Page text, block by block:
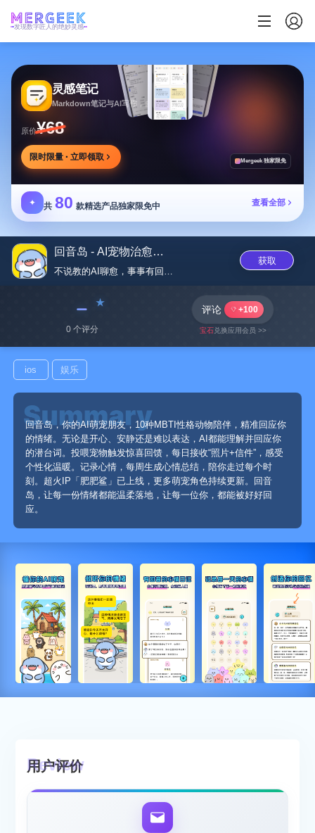
发现数字匠人的绝妙灵感
灵感笔记
Markdown笔记与AI写作，多方式整理同步笔记
原价¥68
限时限量 · 立即领取 Mergeek 独家限免
✦ 共 80 款精选产品独家限免中 查看全部
回音岛 - AI宠物治愈陪伴 ...
不说教的AI聊愈，事事有回‪音...
获取
﹣
0 个评分
评论 +100
宝石兑换应用会员 >>
ios 娱乐
回音岛，你的AI萌宠朋友，10种MBTI性格动物陪伴，精准回应你
的情绪。无论是开心、安静还是难以表达，AI都能理解并回应你
的潜台词。投喂宠物触发惊喜回馈，每日接收“照片+信件”，感受
个性化温暖。记录心情，每周生成心情总结，陪你走过每个时
刻。超火IP「肥肥鲨」已上线，更多萌宠角色持续更新。回音
岛，让每一份情绪都能温柔落地，让每一位你，都能被好好回
应。
用户评价